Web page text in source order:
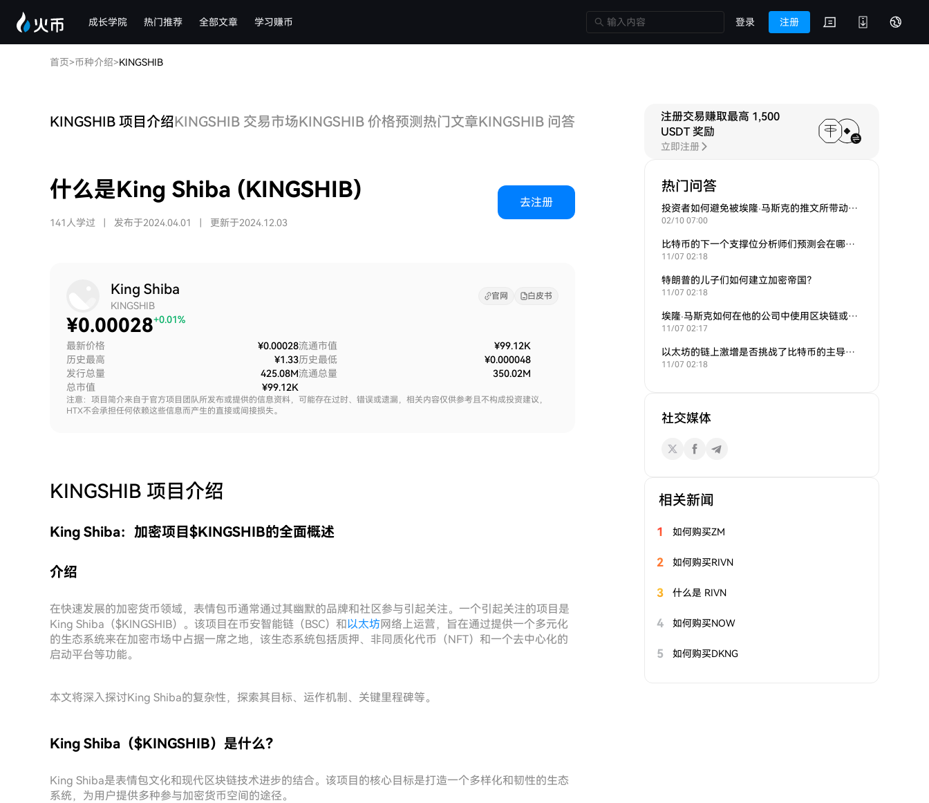
成长学院 热门推荐 全部文章 学习赚币 登录 注册
首页>币种介绍>KINGSHIB
KINGSHIB 项目介绍KINGSHIB 交易市场KINGSHIB 价格预测热门文章KINGSHIB 问答
什么是King Shiba (KINGSHIB)
141人学过 发布于2024.04.01 更新于2024.12.03
去注册
King Shiba
KINGSHIB
官网 白皮书
¥0.00028+0.01%
最新价格
¥0.00028
历史最高
¥1.33
发行总量
425.08M
总市值
¥99.12K
流通市值
¥99.12K
历史最低
¥0.000048
流通总量
350.02M
注意：项目简介来自于官方项目团队所发布或提供的信息资料，可能存在过时、错误或遗漏，相关内容仅供参考且不构成投资建议，
HTX不会承担任何依赖这些信息而产生的直接或间接损失。
KINGSHIB 项目介绍
King Shiba：加密项目$KINGSHIB的全面概述
介绍
在快速发展的加密货币领域，表情包币通常通过其幽默的品牌和社区参与引起关注。一个引起关注的项目是
King Shiba（$KINGSHIB）。该项目在币安智能链（BSC）和以太坊网络上运营，旨在通过提供一个多元化
的生态系统来在加密市场中占据一席之地，该生态系统包括质押、非同质化代币（NFT）和一个去中心化的
启动平台等功能。
本文将深入探讨King Shiba的复杂性，探索其目标、运作机制、关键里程碑等。
King Shiba（$KINGSHIB）是什么？
King Shiba是表情包文化和现代区块链技术进步的结合。该项目的核心目标是打造一个多样化和韧性的生态
系统，为用户提供多种参与加密货币空间的途径。
注册交易赚取最高 1,500
USDT 奖励
立即注册
热门问答
投资者如何避免被埃隆·马斯克的推文所带动的炒作？
02/10 07:00
比特币的下一个支撑位分析师们预测会在哪里？
11/07 02:18
特朗普的儿子们如何建立加密帝国？
11/07 02:18
埃隆·马斯克如何在他的公司中使用区块链或加密货币？
11/07 02:17
以太坊的链上激增是否挑战了比特币的主导地位？
11/07 02:18
社交媒体
相关新闻
1 如何购买ZM
2 如何购买RIVN
3 什么是 RIVN
4 如何购买NOW
5 如何购买DKNG